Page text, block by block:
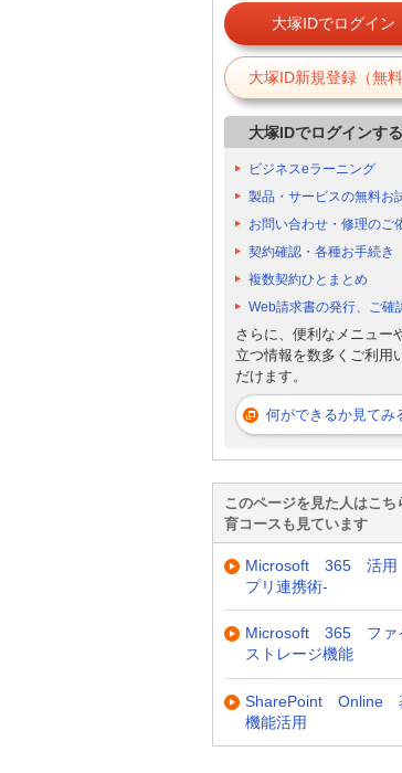
大塚IDでログイン
大塚ID新規登録（無料
大塚IDでログインす
ビジネスeラーニング
製品・サービスの無料お
お問い合わせ・修理のご
契約確認・各種お手続き
複数契約ひとまとめ
Web請求書の発行、ご確
さらに、便利なメニュー
立つ情報を数多くご利用
だけます。
何ができるか見てみ
このページを見た人はこち
育コースも見ています
Microsoft 365 活
プリ連携術-
Microsoft 365 ファ
ストレージ機能
SharePoint Online
機能活用